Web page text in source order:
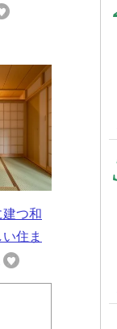
つ和
住ま